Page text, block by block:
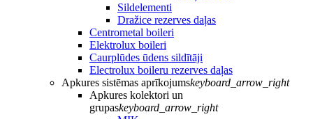
Sildelementi
Dražice rezerves daļas
Centrometal boileri
Elektrolux boileri
Caurplūdes ūdens sildītāji
Electrolux boileru rezerves daļas
Apkures sistēmas aprīkojumskeyboard_arrow_right
Apkures kolektori un
grupaskeyboard_arrow_right